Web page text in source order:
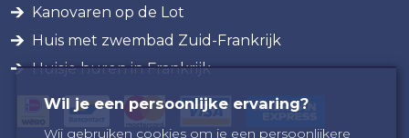
Kanovaren op de Lot
Huis met zwembad Zuid-Frankrijk
Huisje huren in Frankrijk
Wil je een persoonlijke ervaring?
Wij gebruiken cookies om je een persoonlijkere